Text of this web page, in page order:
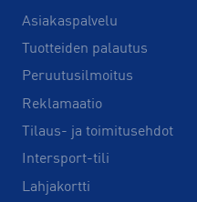
Asiakaspalvelu
Tuotteiden palautus
Peruutusilmoitus
Reklamaatio
Tilaus- ja toimitusehdot
Intersport-tili
Lahjakortti